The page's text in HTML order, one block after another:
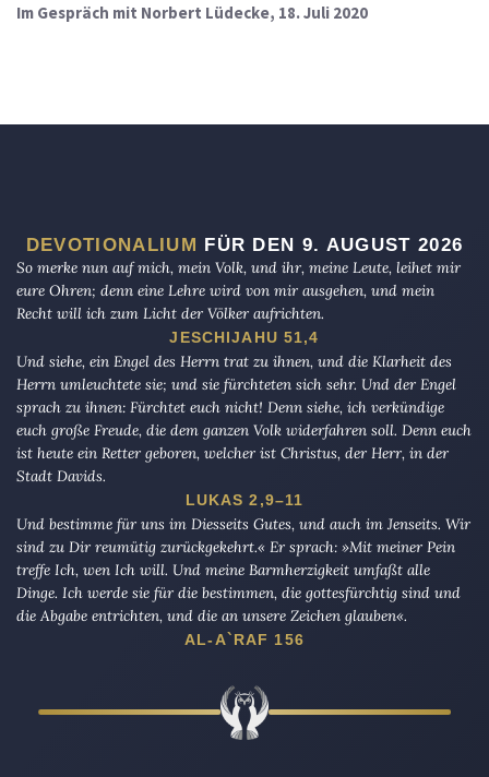
Im Gespräch mit Norbert Lüdecke, 18. Juli 2020
DEVOTIONALIUM FÜR DEN 9. AUGUST 2026
So merke nun auf mich, mein Volk, und ihr, meine Leute, leihet mir
eure Ohren; denn eine Lehre wird von mir ausgehen, und mein
Recht will ich zum Licht der Völker aufrichten.
JESCHIJAHU 51,4
Und siehe, ein Engel des Herrn trat zu ihnen, und die Klarheit des
Herrn umleuchtete sie; und sie fürchteten sich sehr. Und der Engel
sprach zu ihnen: Fürchtet euch nicht! Denn siehe, ich verkündige
euch große Freude, die dem ganzen Volk widerfahren soll. Denn euch
ist heute ein Retter geboren, welcher ist Christus, der Herr, in der
Stadt Davids.
LUKAS 2,9–11
Und bestimme für uns im Diesseits Gutes, und auch im Jenseits. Wir
sind zu Dir reumütig zurückgekehrt.« Er sprach: »Mit meiner Pein
treffe Ich, wen Ich will. Und meine Barmherzigkeit umfaßt alle
Dinge. Ich werde sie für die bestimmen, die gottesfürchtig sind und
die Abgabe entrichten, und die an unsere Zeichen glauben«.
AL-A`RAF 156